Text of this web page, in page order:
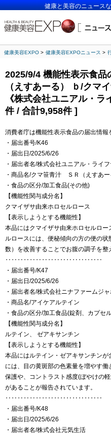
健康と美容のニュース
健康美容EXPO 健康美容EXPOニュース
2025/9/4 機能性表示食品
（えすあーる） ｂ/クマ
《株式会社ユニアル・
件 / 合計9,958件 ]
消費者庁は機能性表示食品の届出情報
・届出番号/K46
・届出日/2025/6/26
・届出者名/株式会社ユニアル・ライ
・商品名/クマ笹青汁 ＳＲ（えすあ
・食品の区分/加工食品(その他)
【機能性関与成分名】
クマイザサ由来ホロセルロース
【表示しようとする機能性】
本品にはクマイザサ由来ホロセルロ
ルロースには、便秘傾向の方の便の
数）を改善することでお腹の調子を整
‥‥‥‥‥‥‥‥‥‥‥‥‥‥‥‥
・届出番号/K47
・届出日/2025/6/26
・届出者名/株式会社ニナファームジ
・商品名/アイケアルテイン
・食品の区分/加工食品(錠剤、カプセ
【機能性関与成分名】
ルテイン、 ゼアキサンチン
【表示しようとする機能性】
本品にはルテイン・ゼアキサンチン
には、目の黄斑部の色素量を増やす
保護や、コントラスト感度(ぼやけの
があることが報告されています。
‥‥‥‥‥‥‥‥‥‥‥‥‥‥‥‥
・届出番号/K48
・届出日/2025/6/26
・届出者名/株式会社元気生活